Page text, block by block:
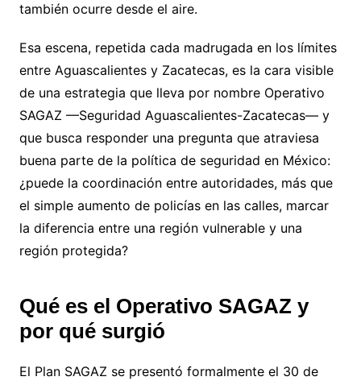
también ocurre desde el aire.
Esa escena, repetida cada madrugada en los límites
entre Aguascalientes y Zacatecas, es la cara visible
de una estrategia que lleva por nombre Operativo
SAGAZ —Seguridad Aguascalientes-Zacatecas— y
que busca responder una pregunta que atraviesa
buena parte de la política de seguridad en México:
¿puede la coordinación entre autoridades, más que
el simple aumento de policías en las calles, marcar
la diferencia entre una región vulnerable y una
región protegida?
Qué es el Operativo SAGAZ y
por qué surgió
El Plan SAGAZ se presentó formalmente el 30 de